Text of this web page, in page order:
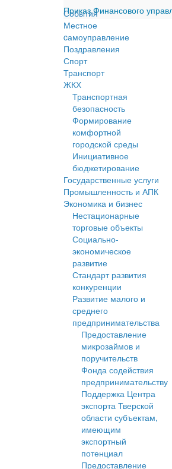
Приказ Финансового
События
Местное
cамоуправление
Поздравления
Спорт
Транспорт
ЖКХ
Транспортная
безопасность
Формирование
комфортной
городской среды
Инициативное
бюджетирование
Государственные услуги
Промышленность и АПК
Экономика и бизнес
Нестационарные
торговые объекты
Социально-
экономическое
развитие
Стандарт развития
конкуренции
Развитие малого и
среднего
предпринимательства
Предоставление
микрозаймов и
поручительств
Фонда содействия
предпринимательству
Поддержка Центра
экспорта Тверской
области субъектам,
имеющим
экспортный
потенциал
Предоставление